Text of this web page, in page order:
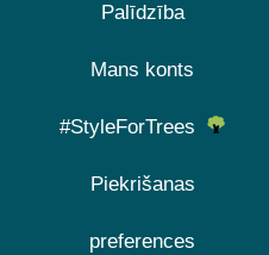
Palīdzība
Mans konts
#StyleForTrees
Piekrišanas
preferences